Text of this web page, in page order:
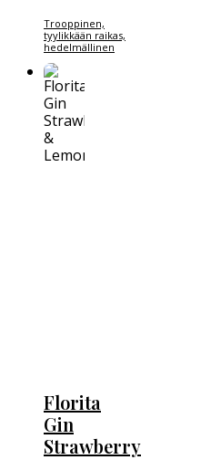
Trooppinen,
tyylikkään raikas,
hedelmällinen
Florita
Gin
Strawberry